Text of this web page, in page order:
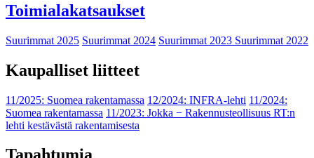
Toimialakatsaukset
Suurimmat 2025 Suurimmat 2024 Suurimmat 2023 Suurimmat 2022
Kaupalliset liitteet
11/2025: Suomea rakentamassa 12/2024: INFRA-lehti 11/2024:
Suomea rakentamassa 11/2023: Jokka − Rakennusteollisuus RT:n
lehti kestävästä rakentamisesta